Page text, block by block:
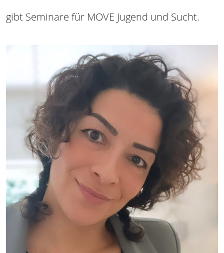
gibt Seminare für MOVE Jugend und Sucht.